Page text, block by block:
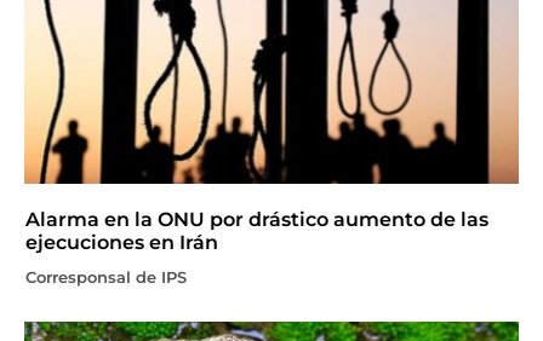
Alarma en la ONU por drástico aumento de las
ejecuciones en Irán
Corresponsal de IPS